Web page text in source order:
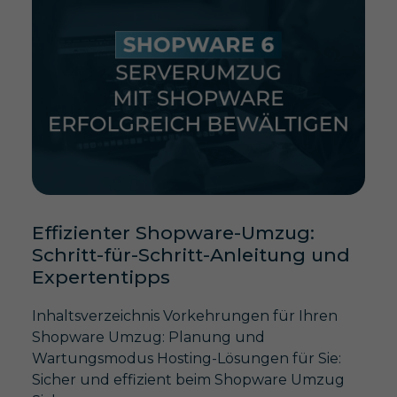
Effizienter Shopware-Umzug:
Schritt-für-Schritt-Anleitung und
Expertentipps
Inhaltsverzeichnis Vorkehrungen für Ihren
Shopware Umzug: Planung und
Wartungsmodus Hosting-Lösungen für Sie:
Sicher und effizient beim Shopware Umzug